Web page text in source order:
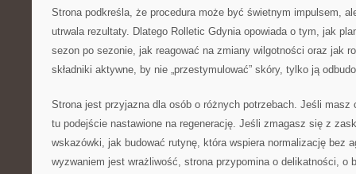
Strona podkreśla, że procedura może być świetnym impulsem,
utrwala rezultaty. Dlatego Rolletic Gdynia opowiada o tym, jak
sezon po sezonie, jak reagować na zmiany wilgotności oraz jak
składniki aktywne, by nie „przestymulować” skóry, tylko ją
Strona jest przyjazna dla osób o różnych potrzebach. Jeśli masz
tu podejście nastawione na regenerację. Jeśli zmagasz się z
wskazówki, jak budować rutynę, która wspiera normalizację bez
wyzwaniem jest wrażliwość, strona przypomina o delikatności, o